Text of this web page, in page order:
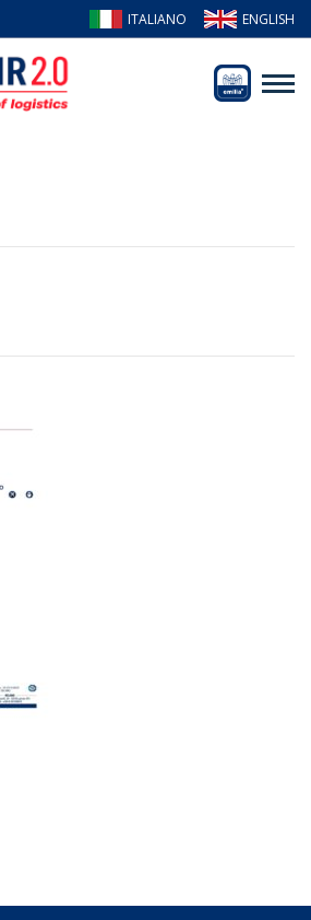
ITALIANO ENGLISH